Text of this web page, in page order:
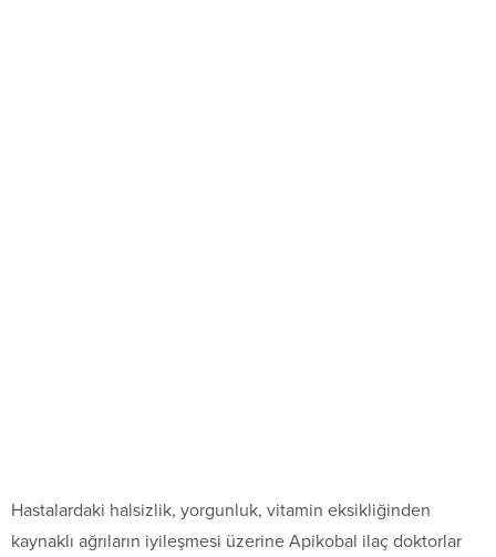
Hastalardaki halsizlik, yorgunluk, vitamin eksikliğinden
kaynaklı ağrıların iyileşmesi üzerine Apikobal ilaç doktorlar